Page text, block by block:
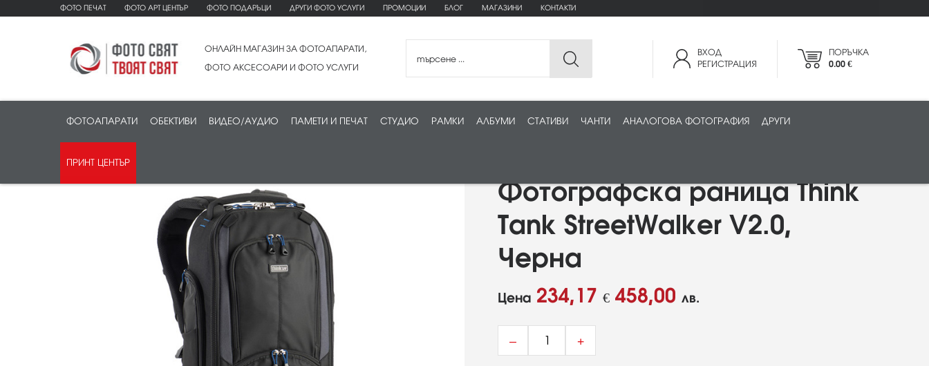
ФОТО ПЕЧАТ ФОТО АРТ ЦЕНТЪР ФОТО ПОДАРЪЦИ ДРУГИ ФОТО УСЛУГИ ПРОМОЦИИ БЛОГ МАГАЗИНИ КОНТАКТИ
ОНЛАЙН МАГАЗИН ЗА ФОТОАПАРАТИ,
ФОТО АКСЕСОАРИ И ФОТО УСЛУГИ
ВХОД
РЕГИСТРАЦИЯ
ПОРЪЧКА
0.00 €
ФОТОАПАРАТИ ОБЕКТИВИ ВИДЕО/АУДИО ПАМЕТИ И ПЕЧАТ СТУДИО РАМКИ АЛБУМИ СТАТИВИ ЧАНТИ АНАЛОГОВА ФОТОГРАФИЯ ДРУГИ
ПРИНТ ЦЕНТЪР
Фотографска раница Think
Tank StreetWalker V2.0,
Черна
Цена 234,17 € 458,00 лв.
– +